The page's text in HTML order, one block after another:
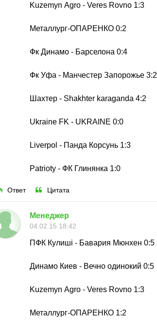
Kuzemyn Аgro - Veres Rovno 1:3
Металлург-ОПАРЕНКО 0:2
Фк Динамо - Барселона 0:4
Фк Уфа - Манчестер Запорожье 3:2
Шахтер - Shakhter karaganda 4:2
Ukraine FK - UKRAINE 0:0
Liverpol - Панда Корсунь 1:3
Patrioty - ФК Глинянка 1:0
Ответ Цитата
Менеджер
04.02.15 18:42
ПФК Кулишi - Бавария Мюнхен 0:5
Динамо Киев - Вечно одинокий 0:5
Kuzemyn Аgro - Veres Rovno 1:3
Металлург-ОПАРЕНКО 1:2